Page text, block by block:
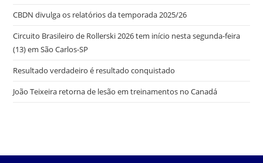
CBDN divulga os relatórios da temporada 2025/26
Circuito Brasileiro de Rollerski 2026 tem início nesta segunda-feira
(13) em São Carlos-SP
Resultado verdadeiro é resultado conquistado
João Teixeira retorna de lesão em treinamentos no Canadá